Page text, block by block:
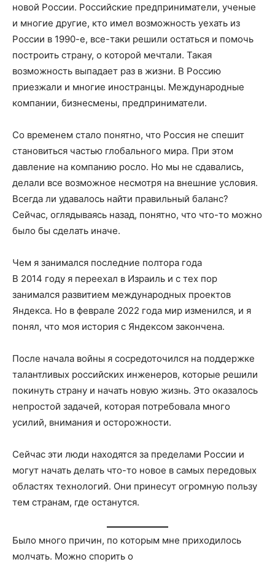
новой России. Российские предприниматели, ученые
и многие другие, кто имел возможность уехать из
России в 1990-е, все-таки решили остаться и помочь
построить страну, о которой мечтали. Такая
возможность выпадает раз в жизни. В Россию
приезжали и многие иностранцы. Международные
компании, бизнесмены, предприниматели.
Со временем стало понятно, что Россия не спешит
становиться частью глобального мира. При этом
давление на компанию росло. Но мы не сдавались,
делали все возможное несмотря на внешние условия.
Всегда ли удавалось найти правильный баланс?
Сейчас, оглядываясь назад, понятно, что что-то можно
было бы сделать иначе.
Чем я занимался последние полтора года
В 2014 году я переехал в Израиль и с тех пор
занимался развитием международных проектов
Яндекса. Но в феврале 2022 года мир изменился, и я
понял, что моя история с Яндексом закончена.
После начала войны я сосредоточился на поддержке
талантливых российских инженеров, которые решили
покинуть страну и начать новую жизнь. Это оказалось
непростой задачей, которая потребовала много
усилий, внимания и осторожности.
Сейчас эти люди находятся за пределами России и
могут начать делать что-то новое в самых передовых
областях технологий. Они принесут огромную пользу
тем странам, где останутся.
Было много причин, по которым мне приходилось
молчать. Можно спорить о